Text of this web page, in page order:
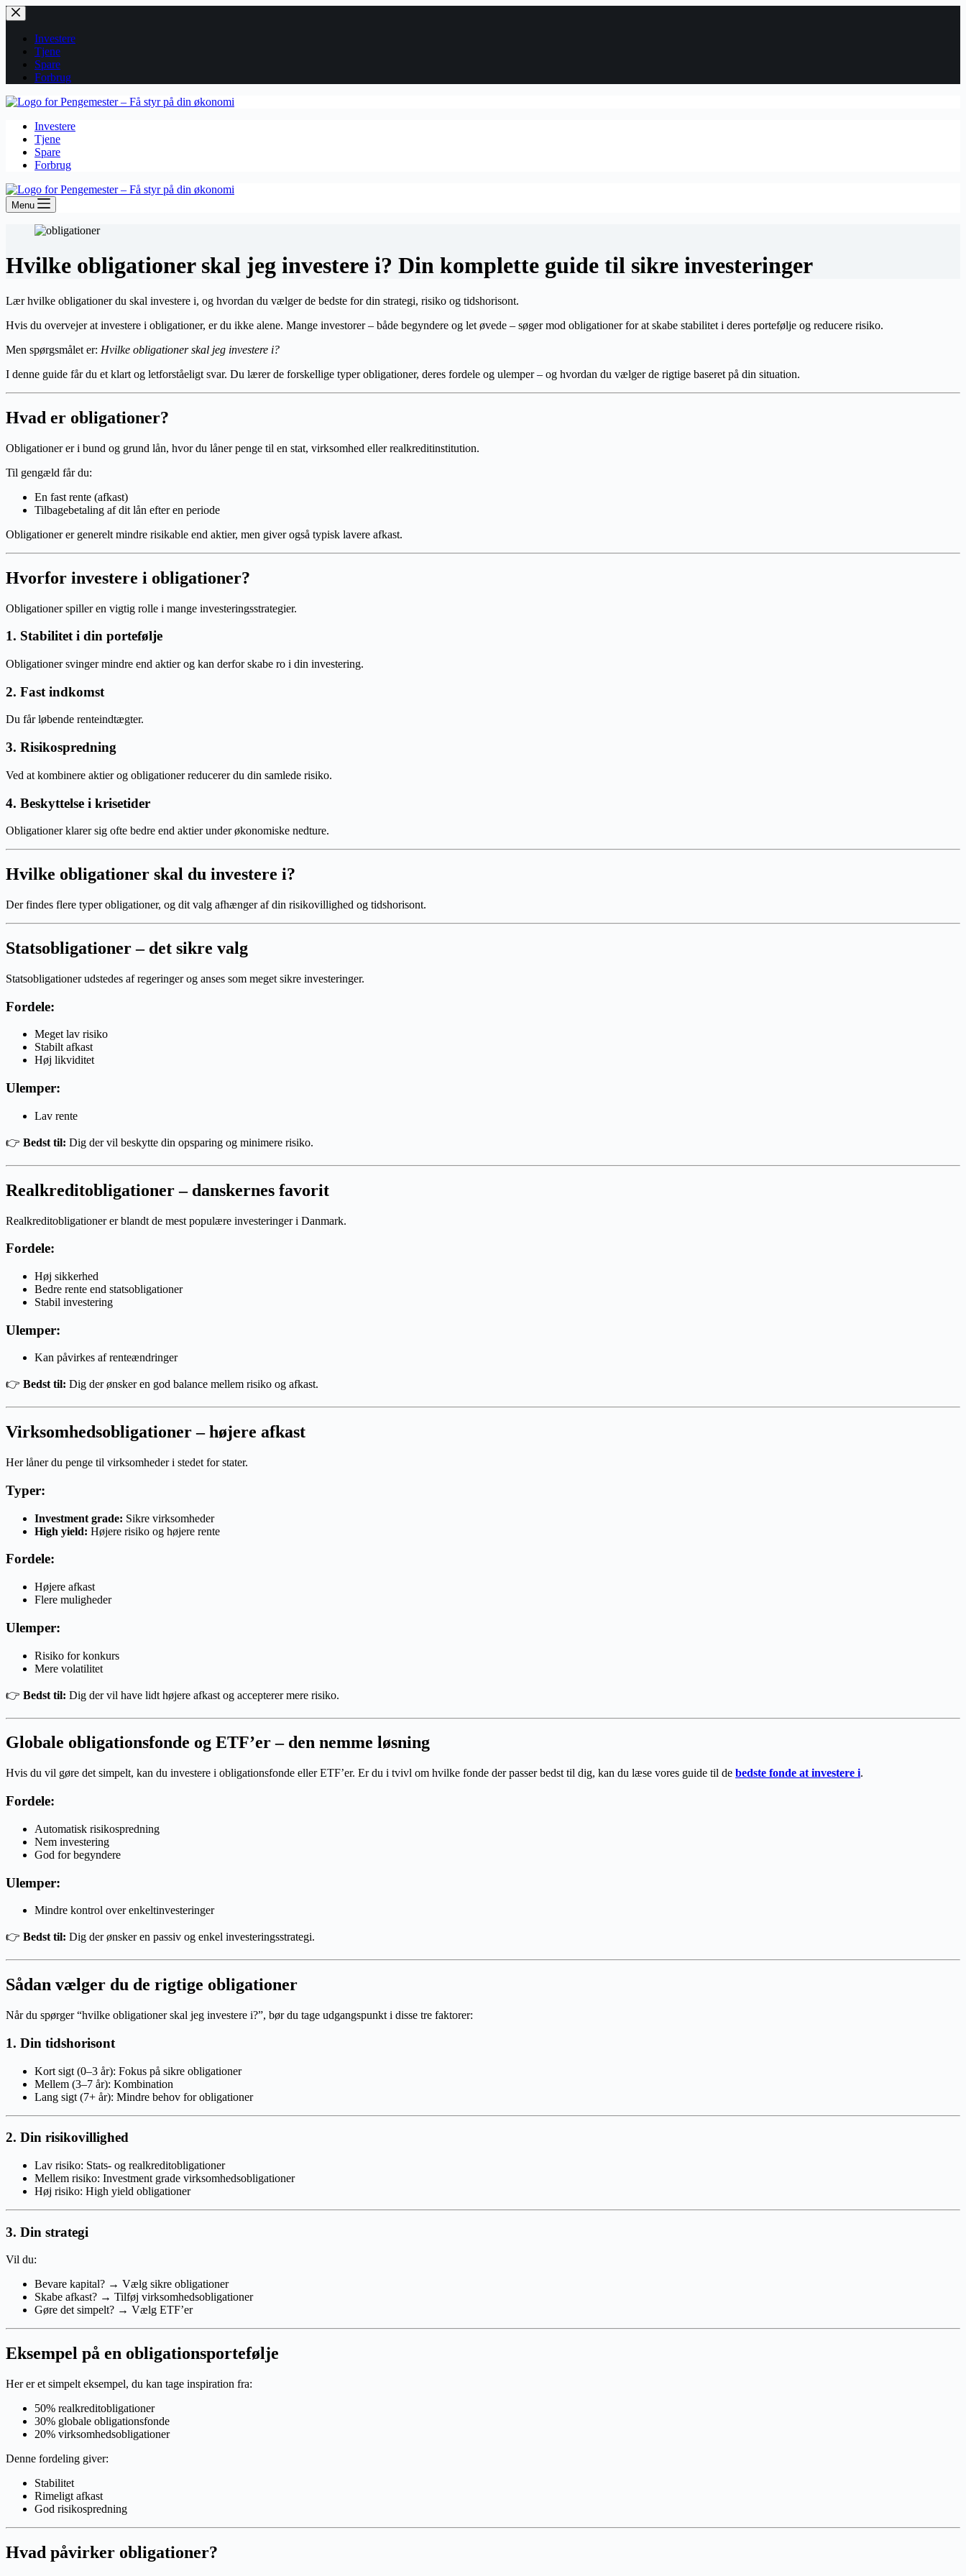
Fortsæt
til
indholdInvestere
Tjene
Spare
Forbrug
Investere
Tjene
Spare
Forbrug
Menu
Hvilke obligationer skal jeg investere i? Din komplette guide til sikre investeringer
Lær hvilke obligationer du skal investere i, og hvordan du vælger de bedste for din strategi, risiko og tidshorisont.
Hvis du overvejer at investere i obligationer, er du ikke alene. Mange investorer – både begyndere og let øvede – søger mod obligationer for at skabe stabilitet i deres portefølje og reducere risiko.
Men spørgsmålet er: Hvilke obligationer skal jeg investere i?
I denne guide får du et klart og letforståeligt svar. Du lærer de forskellige typer obligationer, deres fordele og ulemper – og hvordan du vælger de rigtige baseret på din situation.
Hvad er obligationer?
Obligationer er i bund og grund lån, hvor du låner penge til en stat, virksomhed eller realkreditinstitution.
Til gengæld får du:
En fast rente (afkast)
Tilbagebetaling af dit lån efter en periode
Obligationer er generelt mindre risikable end aktier, men giver også typisk lavere afkast.
Hvorfor investere i obligationer?
Obligationer spiller en vigtig rolle i mange investeringsstrategier.
1. Stabilitet i din portefølje
Obligationer svinger mindre end aktier og kan derfor skabe ro i din investering.
2. Fast indkomst
Du får løbende renteindtægter.
3. Risikospredning
Ved at kombinere aktier og obligationer reducerer du din samlede risiko.
4. Beskyttelse i krisetider
Obligationer klarer sig ofte bedre end aktier under økonomiske nedture.
Hvilke obligationer skal du investere i?
Der findes flere typer obligationer, og dit valg afhænger af din risikovillighed og tidshorisont.
Statsobligationer – det sikre valg
Statsobligationer udstedes af regeringer og anses som meget sikre investeringer.
Fordele:
Meget lav risiko
Stabilt afkast
Høj likviditet
Ulemper:
Lav rente
👉 Bedst til: Dig der vil beskytte din opsparing og minimere risiko.
Realkreditobligationer – danskernes favorit
Realkreditobligationer er blandt de mest populære investeringer i Danmark.
Fordele:
Høj sikkerhed
Bedre rente end statsobligationer
Stabil investering
Ulemper:
Kan påvirkes af renteændringer
👉 Bedst til: Dig der ønsker en god balance mellem risiko og afkast.
Virksomhedsobligationer – højere afkast
Her låner du penge til virksomheder i stedet for stater.
Typer:
Investment grade: Sikre virksomheder
High yield: Højere risiko og højere rente
Fordele:
Højere afkast
Flere muligheder
Ulemper:
Risiko for konkurs
Mere volatilitet
👉 Bedst til: Dig der vil have lidt højere afkast og accepterer mere risiko.
Globale obligationsfonde og ETF’er – den nemme løsning
Hvis du vil gøre det simpelt, kan du investere i obligationsfonde eller ETF’er. Er du i tvivl om hvilke fonde der passer bedst til dig, kan du læse vores guide til de bedste fonde at investere i.
Fordele:
Automatisk risikospredning
Nem investering
God for begyndere
Ulemper:
Mindre kontrol over enkeltinvesteringer
👉 Bedst til: Dig der ønsker en passiv og enkel investeringsstrategi.
Sådan vælger du de rigtige obligationer
Når du spørger “hvilke obligationer skal jeg investere i?”, bør du tage udgangspunkt i disse tre faktorer:
1. Din tidshorisont
Kort sigt (0–3 år): Fokus på sikre obligationer
Mellem (3–7 år): Kombination
Lang sigt (7+ år): Mindre behov for obligationer
2. Din risikovillighed
Lav risiko: Stats- og realkreditobligationer
Mellem risiko: Investment grade virksomhedsobligationer
Høj risiko: High yield obligationer
3. Din strategi
Vil du:
Bevare kapital? → Vælg sikre obligationer
Skabe afkast? → Tilføj virksomhedsobligationer
Gøre det simpelt? → Vælg ETF’er
Eksempel på en obligationsportefølje
Her er et simpelt eksempel, du kan tage inspiration fra:
50% realkreditobligationer
30% globale obligationsfonde
20% virksomhedsobligationer
Denne fordeling giver:
Stabilitet
Rimeligt afkast
God risikospredning
Hvad påvirker obligationer?